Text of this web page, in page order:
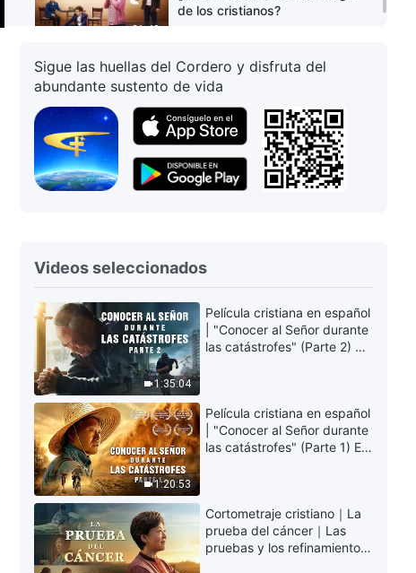
21:43
de los cristianos?
Sigue las huellas del Cordero y disfruta del
abundante sustento de vida
Videos seleccionados
1:35:04
Película cristiana en español
| "Conocer al Señor durante
las catástrofes" (Parte 2) La
1:20:53
Película cristiana en español
| "Conocer al Señor durante
las catástrofes" (Parte 1) El
Cortometraje cristiano｜La
prueba del cáncer｜Las
pruebas y los refinamientos